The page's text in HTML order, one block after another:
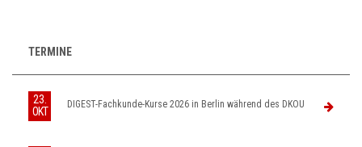
TERMINE
23.
OKT
DIGEST-Fachkunde-Kurse 2026 in Berlin während des DKOU